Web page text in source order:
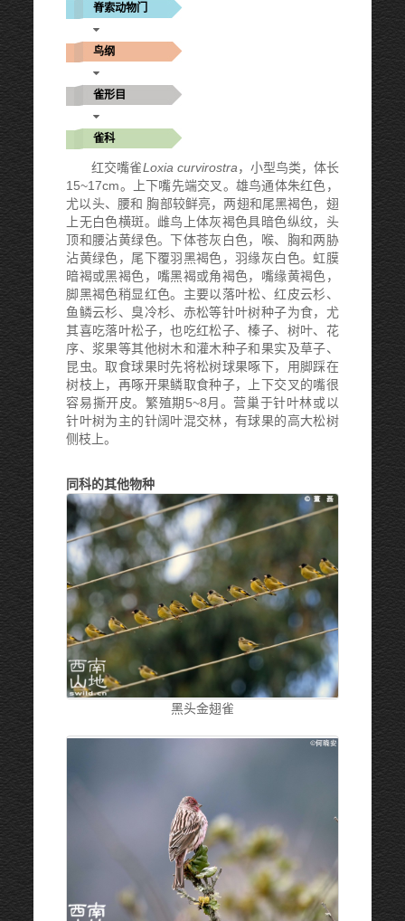
脊索动物门
鸟纲
雀形目
雀科
红交嘴雀Loxia curvirostra，小型鸟类，体长
15~17cm。上下嘴先端交叉。雄鸟通体朱红色，
尤以头、腰和 胸部较鲜亮，两翅和尾黑褐色，翅
上无白色横斑。雌鸟上体灰褐色具暗色纵纹，头
顶和腰沾黄绿色。下体苍灰白色，喉、胸和两胁
沾黄绿色，尾下覆羽黑褐色，羽缘灰白色。虹膜
暗褐或黑褐色，嘴黑褐或角褐色，嘴缘黄褐色，
脚黑褐色稍显红色。主要以落叶松、红皮云杉、
鱼鳞云杉、臭冷杉、赤松等针叶树种子为食，尤
其喜吃落叶松子，也吃红松子、榛子、树叶、花
序、浆果等其他树木和灌木种子和果实及草子、
昆虫。取食球果时先将松树球果啄下，用脚踩在
树枝上，再啄开果鳞取食种子，上下交叉的嘴很
容易撕开皮。繁殖期5~8月。营巢于针叶林或以
针叶树为主的针阔叶混交林，有球果的高大松树
侧枝上。
同科的其他物种
黑头金翅雀